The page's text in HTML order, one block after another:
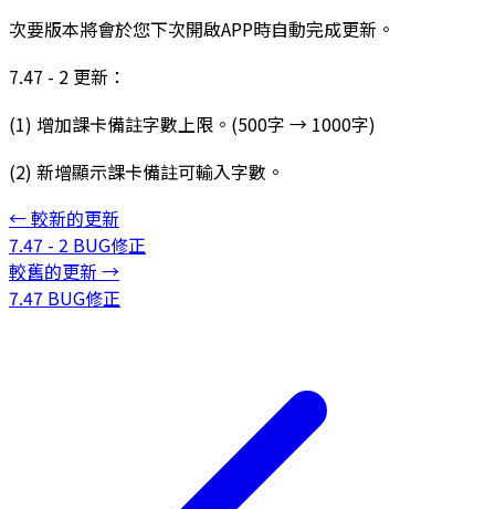
次要版本將會於您下次開啟APP時自動完成更新。
7.47 - 2 更新：
(1) 增加課卡備註字數上限。(500字 → 1000字)
(2) 新增顯示課卡備註可輸入字數。
←較新的更新
7.47 - 2 BUG修正
較舊的更新 →
7.47 BUG修正